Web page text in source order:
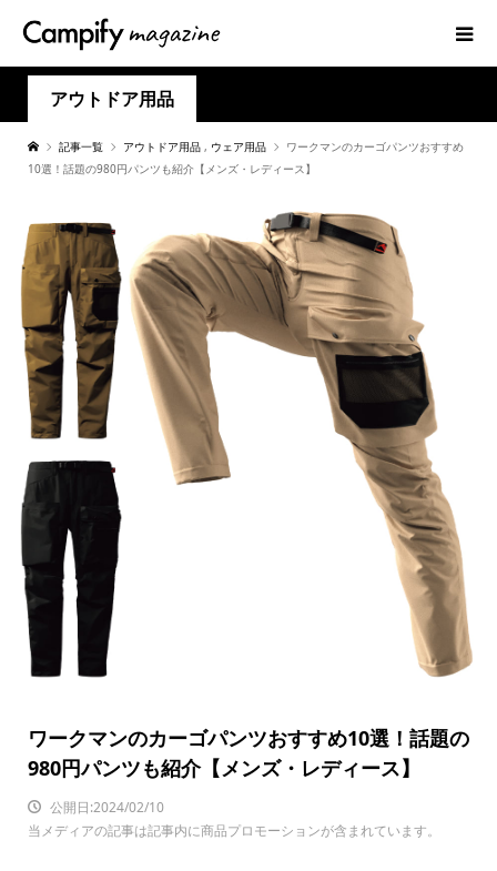
アウトドア用品
記事一覧 アウトドア用品 , ウェア用品
ワークマンのカーゴパンツおすすめ
10選！話題の980円パンツも紹介【メンズ・レディース】
ワークマンのカーゴパンツおすすめ10選！話題の
980円パンツも紹介【メンズ・レディース】
公開日:2024/02/10
当メディアの記事は記事内に商品プロモーションが含まれています。